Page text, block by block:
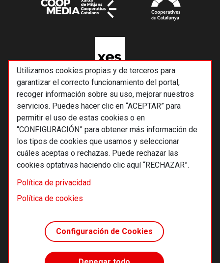
Utilizamos cookies propias y de terceros para
garantizar el correcto funcionamiento del portal,
recoger información sobre su uso, mejorar nuestros
servicios. Puedes hacer clic en “ACEPTAR” para
permitir el uso de estas cookies o en
“CONFIGURACIÓN” para obtener más información de
los tipos de cookies que usamos y seleccionar
cuáles aceptas o rechazas. Puede rechazar las
cookies optativas haciendo clic aquí “RECHAZAR”.
Política de privacidad
Política de cookies
Configuración de Cookies
© 2026 Alternativas económicas SCCL
Footer
Términos y condiciones de uso
Política de cookies
Principios editoriales